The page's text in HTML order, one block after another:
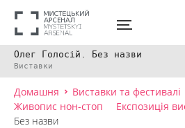
Олег Голосій. Без назви
Виставки
Домашня Виставки та фестивалі
Живопис нон-стоп
Експозиція
Без назви